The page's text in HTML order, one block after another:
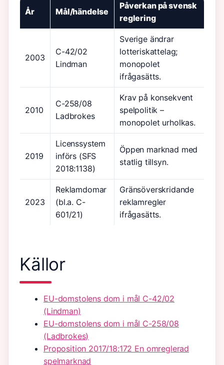
År Mål/händelse
Påverkan på svensk
reglering
2003
C-42/02
Lindman
Sverige ändrar
lotteriskattelag;
monopolet
ifrågasätts.
2010
C-258/08
Ladbrokes
Krav på konsekvent
spelpolitik –
monopolet urholkas.
2019
Licenssystem
införs (SFS
2018:1138)
Öppen marknad med
statlig tillsyn.
2023
Reklamdomar
(bl.a. C-
601/21)
Gränsöverskridande
reklamregler
ifrågasätts.
Källor
EU-domstolens dom i mål C-42/02
(Lindman)
EU-domstolens dom i mål C-258/08
(Ladbrokes)
Proposition 2017/18:172 En omreglerad
spelmarknad